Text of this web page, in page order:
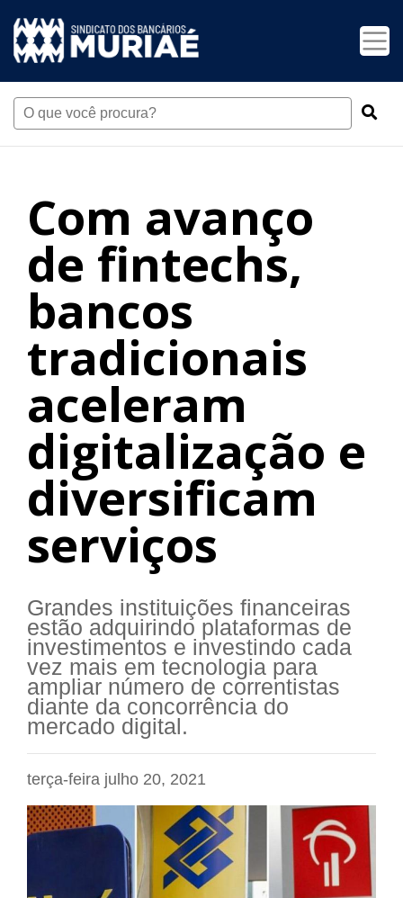
Com avanço
de fintechs,
bancos
tradicionais
aceleram
digitalização e
diversificam
serviços
Grandes instituições financeiras
estão adquirindo plataformas de
investimentos e investindo cada
vez mais em tecnologia para
ampliar número de correntistas
diante da concorrência do
mercado digital.
terça-feira julho 20, 2021